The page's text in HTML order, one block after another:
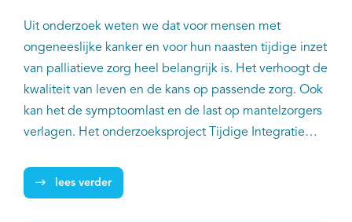
Uit onderzoek weten we dat voor mensen met
ongeneeslijke kanker en voor hun naasten tijdige inzet
van palliatieve zorg heel belangrijk is. Het verhoogt de
kwaliteit van leven en de kans op passende zorg. Ook
kan het de symptoomlast en de last op mantelzorgers
verlagen. Het onderzoeksproject Tijdige Integratie
tijdige inzet van palliatieve zorg bevorderen. In dit
project werkt IKNL samen met de Nederlandse
lees verder